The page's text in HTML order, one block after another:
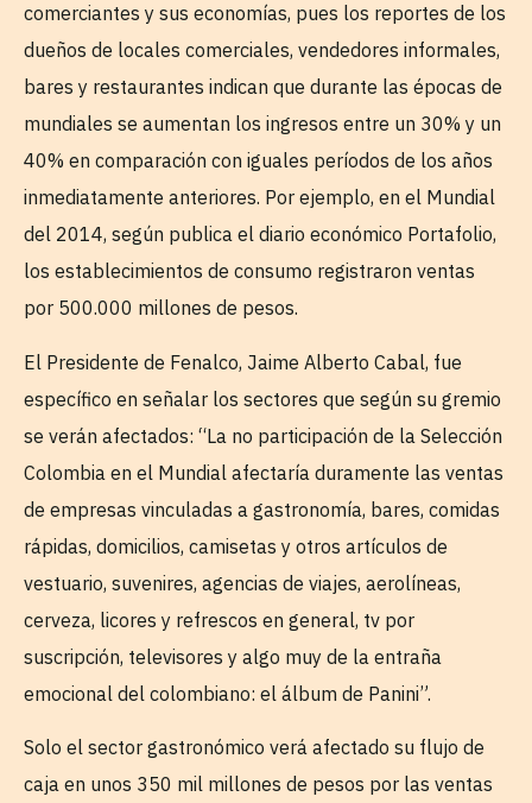
comerciantes y sus economías, pues los reportes de los
dueños de locales comerciales, vendedores informales,
bares y restaurantes indican que durante las épocas de
mundiales se aumentan los ingresos entre un 30% y un
40% en comparación con iguales períodos de los años
inmediatamente anteriores. Por ejemplo, en el Mundial
del 2014, según publica el diario económico Portafolio,
los establecimientos de consumo registraron ventas
por 500.000 millones de pesos.
El Presidente de Fenalco, Jaime Alberto Cabal, fue
específico en señalar los sectores que según su gremio
se verán afectados: “La no participación de la Selección
Colombia en el Mundial afectaría duramente las ventas
de empresas vinculadas a gastronomía, bares, comidas
rápidas, domicilios, camisetas y otros artículos de
vestuario, suvenires, agencias de viajes, aerolíneas,
cerveza, licores y refrescos en general, tv por
suscripción, televisores y algo muy de la entraña
emocional del colombiano: el álbum de Panini”.
Solo el sector gastronómico verá afectado su flujo de
caja en unos 350 mil millones de pesos por las ventas